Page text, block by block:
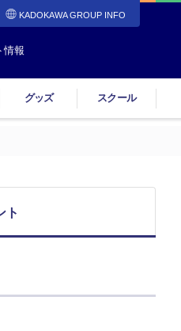
KADOKAWA GROUP INFO
情報
グッズ スクール
ト